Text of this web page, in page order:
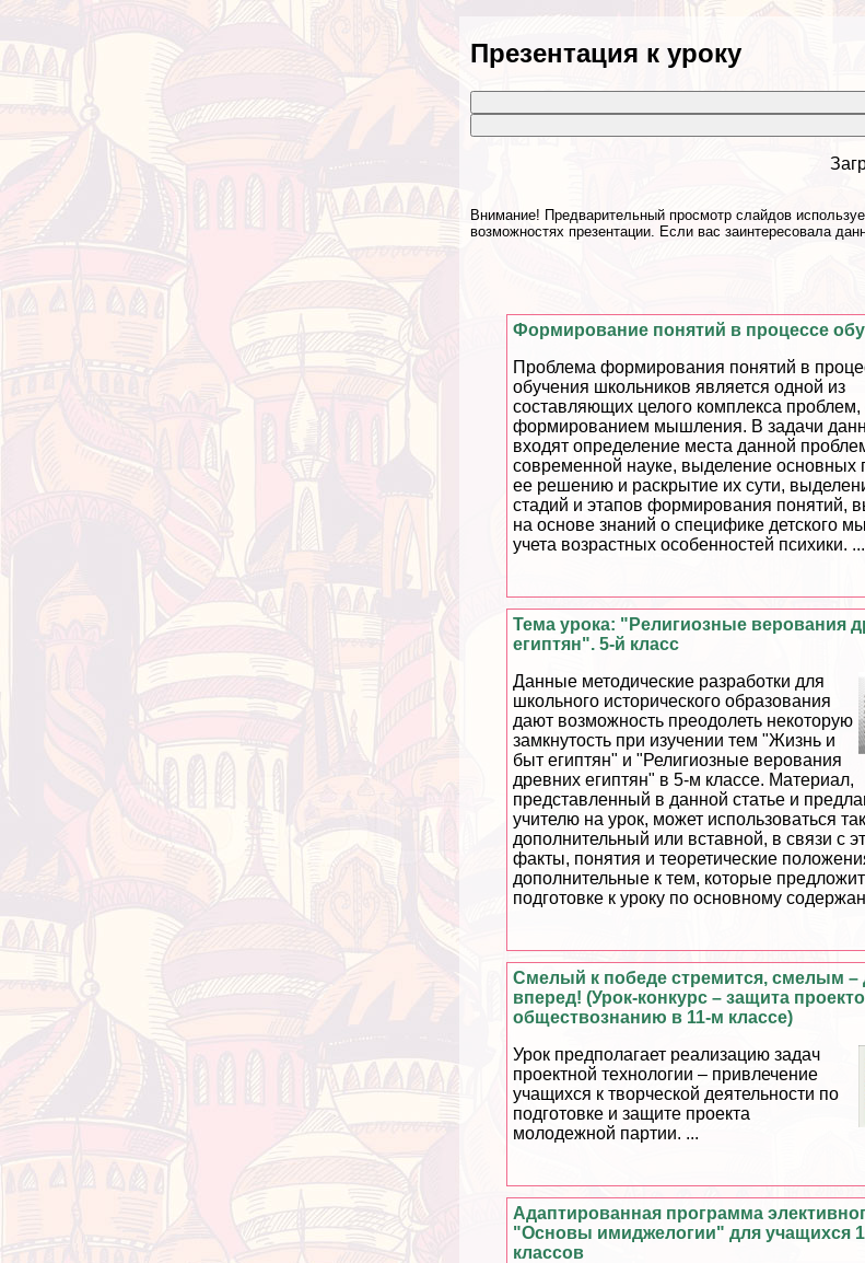
Презентация к уроку
Внимание! Предварительный просмотр слайдов
возможностях презентации. Если вас заинтересовала
Формирование понятий в процессе
Проблема формирования понятий в
обучения школьников является одной из
составляющих целого комплекса
формированием мышления. В задачи
входят определение места данной
современной науке, выделение основных
ее решению и раскрытие их сути,
стадий и этапов формирования понятий,
на основе знаний о специфике детского
учета возрастных особенностей психики. ...
Тема урока: "Религиозные верования
египтян". 5-й класс
Данные методические разработки для
школьного исторического образования
дают возможность преодолеть некоторую
замкнутость при изучении тем "Жизнь и
быт египтян" и "Религиозные верования
древних египтян" в 5-м классе. Материал,
представленный в данной статье и
учителю на урок, может использоваться
дополнительный или вставной, в связи с
факты, понятия и теоретические
дополнительные к тем, которые
подготовке к уроку по основному
Смелый к победе стремится, смелым –
вперед! (Урок-конкурс – защита
обществознанию в 11-м классе)
Урок предполагает реализацию задач
проектной технологии – привлечение
учащихся к творческой деятельности по
подготовке и защите проекта
молодежной партии. ...
Адаптированная программа
"Основы имиджелогии" для учащихся
классов